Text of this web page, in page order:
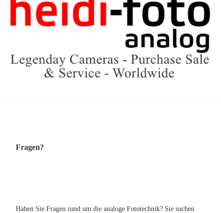
Fragen?
Haben Sie Fragen rund um die analoge Fototechnik? Sie suchen